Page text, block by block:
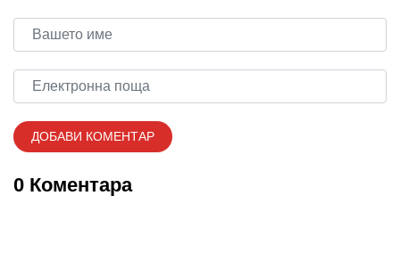
0 Коментара